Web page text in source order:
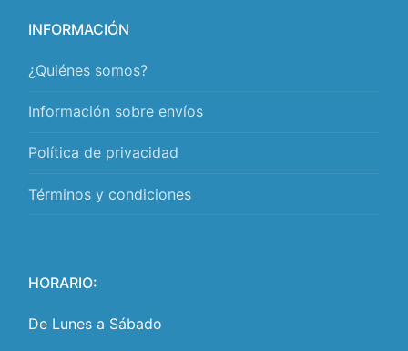
INFORMACIÓN
¿Quiénes somos?
Información sobre envíos
Política de privacidad
Términos y condiciones
HORARIO:
De Lunes a Sábado